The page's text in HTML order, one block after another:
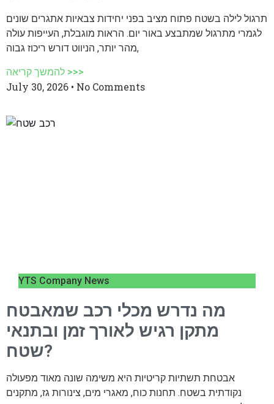
תרגול לילה בשטח פתוח מציב בפני יחידות צבאיות אתגרים שונים
לגמרי מתרגול שמתבצע באור יום. הראות מוגבלת, העייפות עולה
מהר יותר, הניווט דורש ריכוז גבוה,
להמשך קריאה >>>
July 30, 2026 No Comments
YTS Company News
מה נדרש מכלי רכב שמאבטח
מתקן רגיש לאורך זמן ובתנאי
שטח?
אבטחת תשתיות קריטיות היא משימה שונה מאוד מפעולה
נקודתית בשטח. תחנות כוח, מאגרי מים, צינורות גז, מתקנים